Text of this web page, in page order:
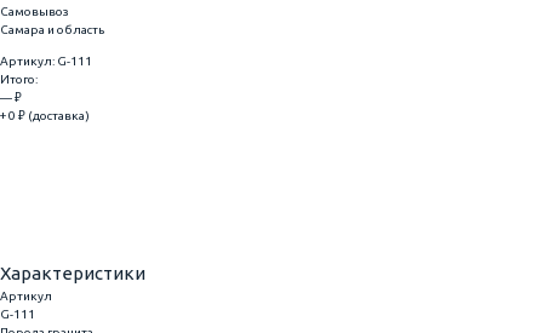
Самовывоз
Самара и область
Артикул: G-111
Итого:
— ₽
+ 0 ₽ (доставка)
Характеристики
Артикул
G-111